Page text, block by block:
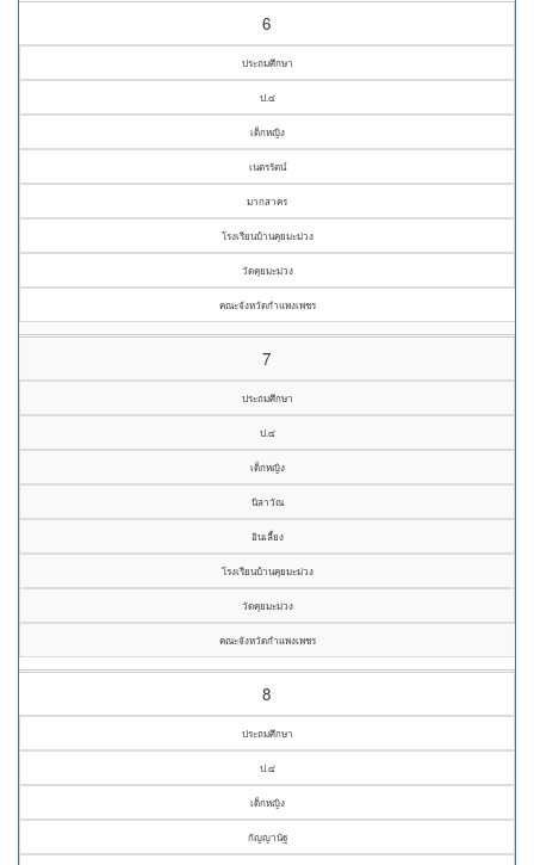
6
ประถมศึกษา
ป.๔
เด็กหญิง
เนตรรัตน์
มากสาคร
โรงเรียนบ้านคุยมะม่วง
วัดคุยมะม่วง
คณะจังหวัดกำแพงเพชร
7
ประถมศึกษา
ป.๔
เด็กหญิง
นิลาวัณ
อินเลี้ยง
โรงเรียนบ้านคุยมะม่วง
วัดคุยมะม่วง
คณะจังหวัดกำแพงเพชร
8
ประถมศึกษา
ป.๔
เด็กหญิง
กัญญานัฐ